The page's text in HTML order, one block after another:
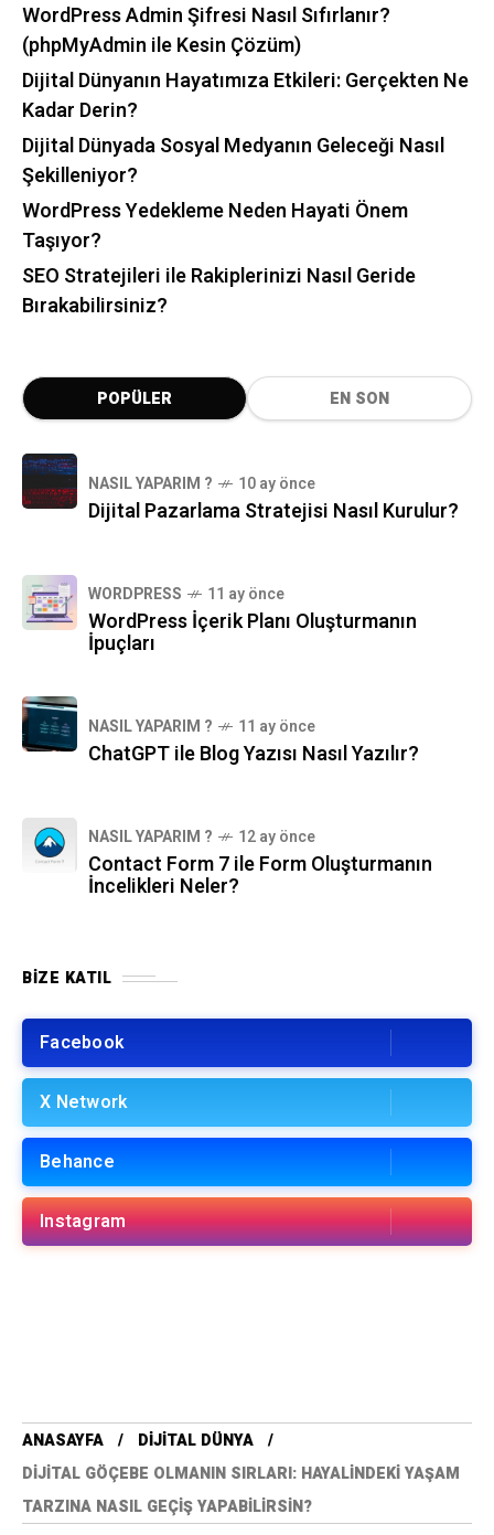
WordPress Admin Şifresi Nasıl Sıfırlanır?
(phpMyAdmin ile Kesin Çözüm)
Dijital Dünyanın Hayatımıza Etkileri: Gerçekten Ne
Kadar Derin?
Dijital Dünyada Sosyal Medyanın Geleceği Nasıl
Şekilleniyor?
WordPress Yedekleme Neden Hayati Önem
Taşıyor?
SEO Stratejileri ile Rakiplerinizi Nasıl Geride
Bırakabilirsiniz?
POPÜLER EN SON
NASIL YAPARIM ? 10 ay önce
Dijital Pazarlama Stratejisi Nasıl Kurulur?
WORDPRESS 11 ay önce
WordPress İçerik Planı Oluşturmanın
İpuçları
NASIL YAPARIM ? 11 ay önce
ChatGPT ile Blog Yazısı Nasıl Yazılır?
NASIL YAPARIM ? 12 ay önce
Contact Form 7 ile Form Oluşturmanın
İncelikleri Neler?
BIZE KATIL
Facebook
X Network
Behance
Instagram
ANASAYFA
DIJITAL DÜNYA
DIJITAL GÖÇEBE OLMANIN SIRLARI: HAYALINDEKI YAŞAM
TARZINA NASIL GEÇIŞ YAPABILIRSIN?